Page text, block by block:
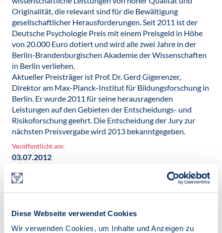
Diese Webseite verwendet Cookies
Wir verwenden Cookies, um Inhalte und Anzeigen zu
Originalität, die relevant sind für die Bewältigung
gesellschaftlicher Herausforderungen. Seit 2011 ist der
Deutsche Psychologie Preis mit einem Preisgeld in Höhe
von 20.000 Euro dotiert und wird alle zwei Jahre in der
Berlin-Brandenburgischen Akademie der Wissenschaften
in Berlin verliehen.
Aktueller Preisträger ist Prof. Dr. Gerd Gigerenzer,
Direktor am Max-Planck-Institut für Bildungsforschung in
Berlin. Er wurde 2011 für seine herausragenden
Leistungen auf den Gebieten der Entscheidungs- und
Risikoforschung geehrt. Die Entscheidung der Jury zur
nächsten Preisvergabe wird 2013 bekanntgegeben.
Veröffentlicht am:
03.07.2012